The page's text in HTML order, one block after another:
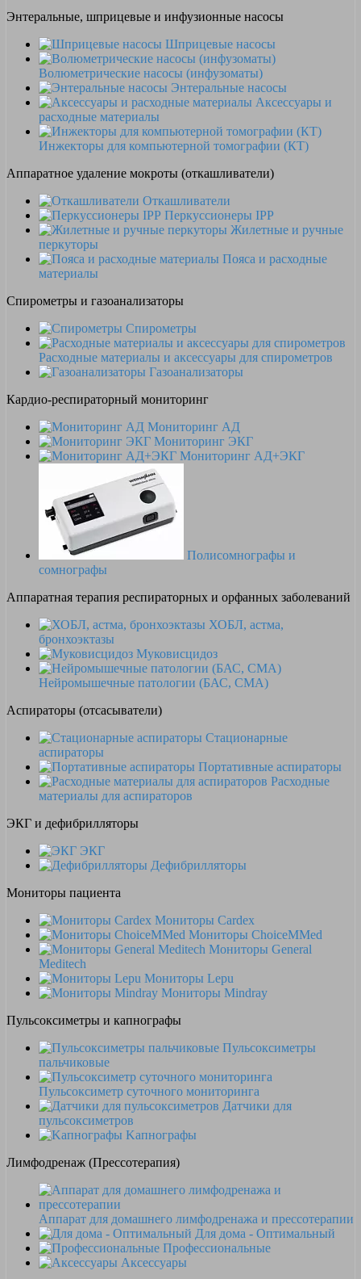
Энтеральные, шприцевые и инфузионные насосы
Шприцевые насосы
Волюметрические насосы (инфузоматы)
Энтеральные насосы
Аксессуары и
расходные материалы
Инжекторы для компьютерной томографии (КТ)
Аппаратное удаление мокроты (откашливатели)
Откашливатели
Перкуссионеры IPP
Жилетные и ручные
перкуторы
Пояса и расходные
материалы
Спирометры и газоанализаторы
Спирометры
Расходные материалы и аксессуары для спирометров
Газоанализаторы
Кардио-респираторный мониторинг
Мониторинг АД
Мониторинг ЭКГ
Мониторинг АД+ЭКГ
Полисомнографы и
сомнографы
Аппаратная терапия респираторных и орфанных заболеваний
ХОБЛ, астма,
бронхоэктазы
Муковисцидоз
Нейромышечные патологии (БАС, СМА)
Аспираторы (отсасыватели)
Стационарные
аспираторы
Портативные аспираторы
Расходные
материалы для аспираторов
ЭКГ и дефибрилляторы
ЭКГ
Дефибрилляторы
Мониторы пациента
Мониторы Cardex
Мониторы ChoiceMMed
Мониторы General
Meditech
Мониторы Lepu
Мониторы Mindray
Пульсоксиметры и капнографы
Пульсоксиметры
пальчиковые
Пульсоксиметр суточного мониторинга
Датчики для
пульсоксиметров
Kапнографы
Лимфодренаж (Прессотерапия)
Аппарат для домашнего лимфодренажа и прессотерапии
Для дома - Оптимальный
Профессиональные
Аксессуары